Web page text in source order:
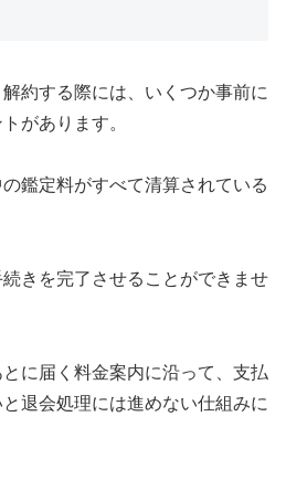
約する際には、いくつか事前に
があります。
鑑定料がすべて清算されている
きを完了させることができませ
に届く料金案内に沿って、支払
退会処理には進めない仕組みに